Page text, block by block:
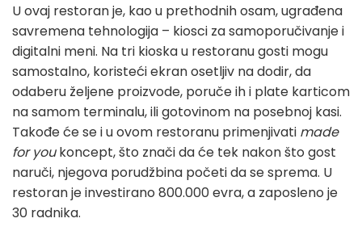
U ovaj restoran je, kao u prethodnih osam, ugrađena
savremena tehnologija – kiosci za samoporučivanje i
digitalni meni. Na tri kioska u restoranu gosti mogu
samostalno, koristeći ekran osetljiv na dodir, da
odaberu željene proizvode, poruče ih i plate karticom
na samom terminalu, ili gotovinom na posebnoj kasi.
Takođe će se i u ovom restoranu primenjivati made
for youkoncept, što znači da će tek nakon što gost
naruči, njegova porudžbina početi da se sprema. U
restoran je investirano 800.000 evra, a zaposleno je
30 radnika.